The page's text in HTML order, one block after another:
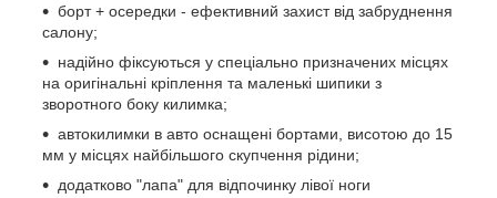
борт + осередки - ефективний захист від забруднення
салону;
надійно фіксуються у спеціально призначених місцях
на оригінальні кріплення та маленькі шипики з
зворотного боку килимка;
автокилимки в авто оснащені бортами, висотою до 15
мм у місцях найбільшого скупчення рідини;
додатково "лапа" для відпочинку лівої ноги